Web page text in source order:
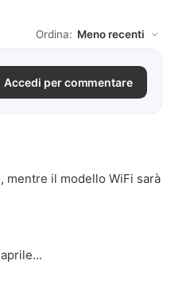
Ordina:
Accedi per commentare
mentre il modello WiFi sarà